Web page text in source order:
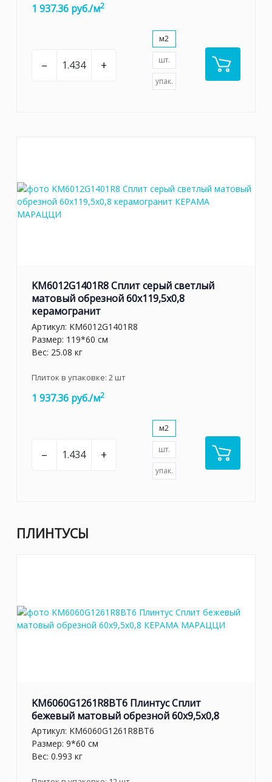
1 937.36 руб./м2
– +
м2
шт.
упак.
KM6012G1401R8 Сплит серый светлый
матовый обрезной 60x119,5x0,8
керамогранит
Артикул: KM6012G1401R8
Размер: 119*60 см
Вес: 25.08 кг
Плиток в упаковке: 2шт
1 937.36 руб./м2
– +
м2
шт.
упак.
ПЛИНТУСЫ
KM6060G1261R8BT6 Плинтус Сплит
бежевый матовый обрезной 60x9,5x0,8
Артикул: KM6060G1261R8BT6
Размер: 9*60 см
Вес: 0.993 кг